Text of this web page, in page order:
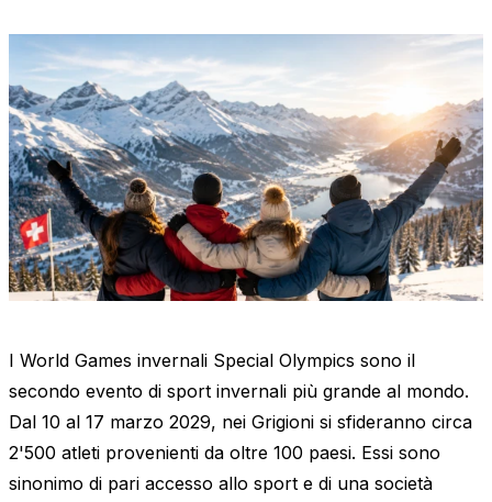
Facebook
X
LinkedIn
I World Games invernali Special Olympics sono il
secondo evento di sport invernali più grande al mondo.
Dal 10 al 17 marzo 2029, nei Grigioni si sfideranno circa
2'500 atleti provenienti da oltre 100 paesi. Essi sono
sinonimo di pari accesso allo sport e di una società